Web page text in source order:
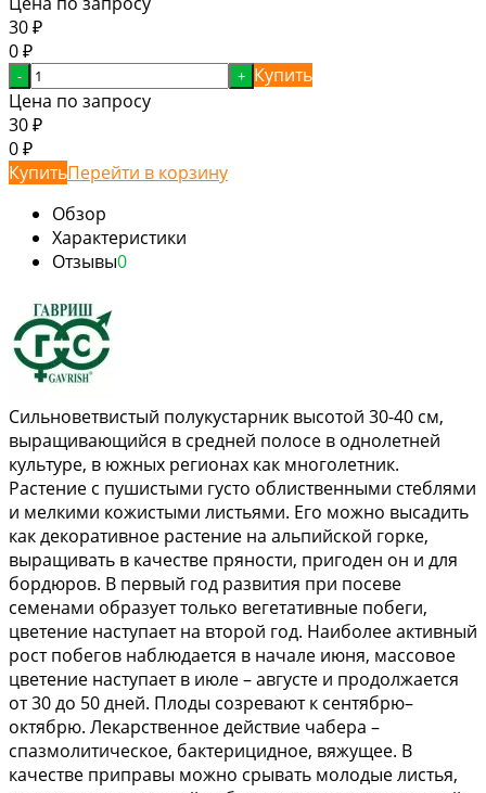
30 ₽
0 ₽
- + Купить
Цена по запросу
30 ₽
0 ₽
КупитьПерейти в корзину
Обзор
Характеристики
Отзывы0
Сильноветвистый полукустарник высотой 30-40 см,
выращивающийся в средней полосе в однолетней
культуре, в южных регионах как многолетник.
Растение с пушистыми густо облиственными стеблями
и мелкими кожистыми листьями. Его можно высадить
как декоративное растение на альпийской горке,
выращивать в качестве пряности, пригоден он и для
бордюров. В первый год развития при посеве
семенами образует только вегетативные побеги,
цветение наступает на второй год. Наиболее активный
рост побегов наблюдается в начале июня, массовое
цветение наступает в июле – августе и продолжается
от 30 до 50 дней. Плоды созревают к сентябрю–
октябрю. Лекарственное действие чабера –
спазмолитическое, бактерицидное, вяжущее. В
качестве приправы можно срывать молодые листья,